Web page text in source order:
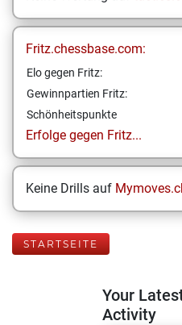
Fritz.chessbase.com:
Elo gegen Fritz:
Gewinnpartien Fritz:
Schönheitspunkte
Erfolge gegen Fritz...
Keine Drills auf
STARTSEITE
Your
Activity